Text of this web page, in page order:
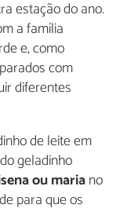
estação do ano.
a família
e, como
com
diferentes
de leite em
geladinho
ou mariano
para que os